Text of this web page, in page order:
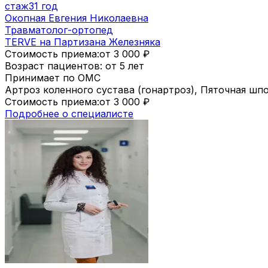
стаж31 год
Окопная Евгения Николаевна
Травматолог-ортопед
TERVE на Партизана Железняка
Стоимость приема:от 3 000 ₽
Возраст пациентов: от 5 лет
Принимает по ОМС
Артроз коленного сустава (гонартроз), Пяточная
Стоимость приема:от 3 000 ₽
Подробнее о специалисте